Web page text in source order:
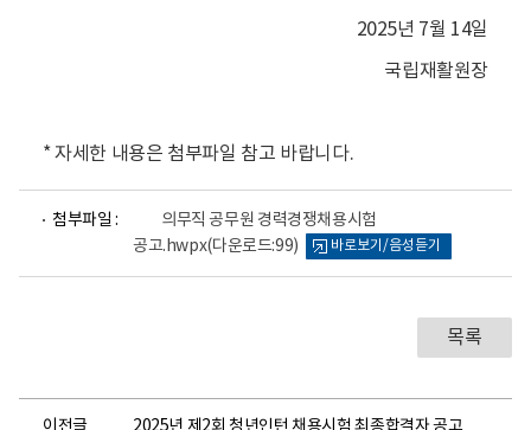
2025년 7월 14일
국립재활원장
* 자세한 내용은 첨부파일 참고 바랍니다.
첨부파일 :
의무직 공무원 경력경쟁채용시험
공고.hwpx(다운로드:99)
어
바로보기/음성듣기
목록